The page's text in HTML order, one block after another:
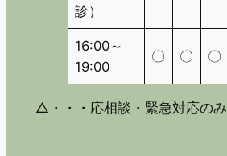
診）
16:00～
19:00
〇 〇 〇
△・・・応相談・緊急対応のみ